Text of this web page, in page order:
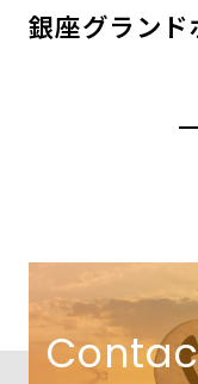
銀座グラン